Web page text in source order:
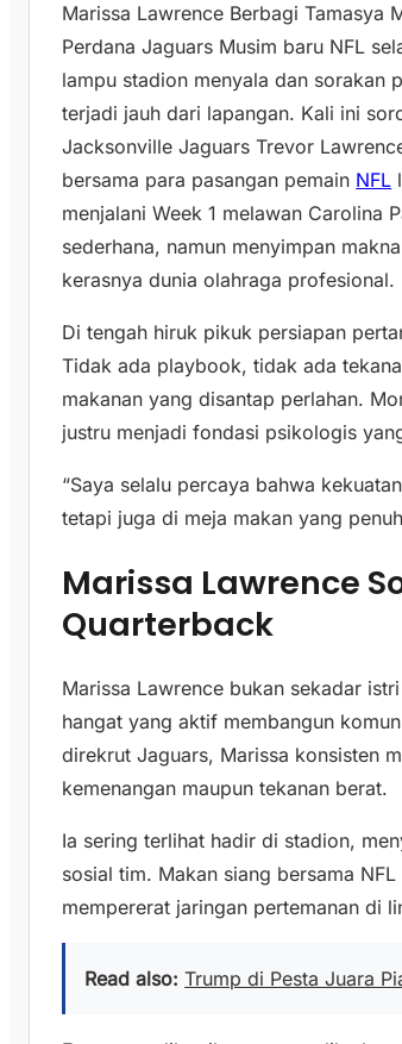
Marissa Lawrence Berbagi Tamasya
Perdana Jaguars Musim baru NFL
lampu stadion menyala dan sorakan
terjadi jauh dari lapangan. Kali ini
Jacksonville Jaguars Trevor
bersama para pasangan pemain NFL
menjalani Week 1 melawan Carolina
sederhana, namun menyimpan
kerasnya dunia olahraga profesional.
Di tengah hiruk pikuk persiapan
Tidak ada playbook, tidak ada
makanan yang disantap perlahan.
justru menjadi fondasi psikologis
“Saya selalu percaya bahwa
tetapi juga di meja makan yang
Marissa Lawrence
Quarterback
Marissa Lawrence bukan sekadar
hangat yang aktif membangun
direkrut Jaguars, Marissa konsisten
kemenangan maupun tekanan berat.
Ia sering terlihat hadir di stadion,
sosial tim. Makan siang bersama
mempererat jaringan pertemanan di
Read also: Trump di Pesta Juara